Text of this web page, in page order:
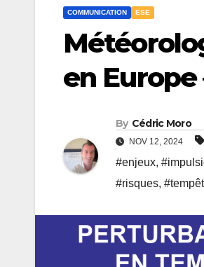
COMMUNICATION ESE
en Europe
By Cédric Moro
NOV 12, 2024
#enjeux,
#risques,